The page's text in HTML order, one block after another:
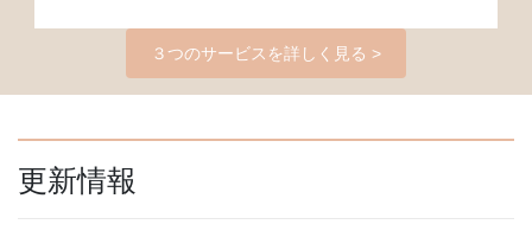
３つのサービスを詳しく見る >
更新情報